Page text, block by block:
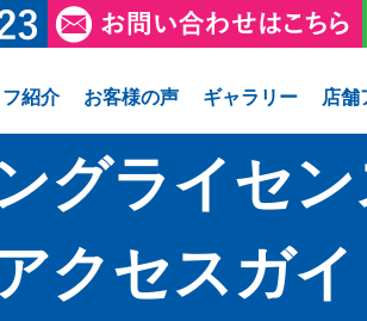
紹介 お客様の声 ギャラリー 店舗
グライセ
クセスガイ